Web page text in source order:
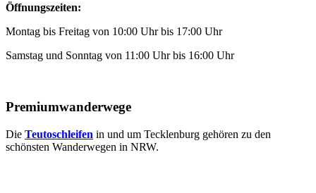
Öffnungszeiten:
Montag bis Freitag von 10:00 Uhr bis 17:00 Uhr
Samstag und Sonntag von 11:00 Uhr bis 16:00 Uhr
Premiumwanderwege
Die Teutoschleifen in und um Tecklenburg gehören zu den
schönsten Wanderwegen in NRW.